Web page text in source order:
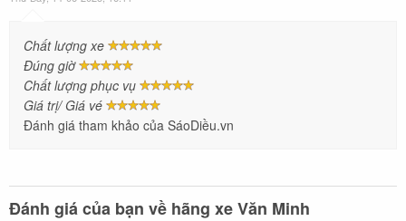
Chất lượng xe
Đúng giờ
Chất lượng phục vụ
Giá trị/ Giá vé
Đánh giá tham khảo của SáoDiều.vn
Đánh giá của bạn về hãng xe Văn Minh